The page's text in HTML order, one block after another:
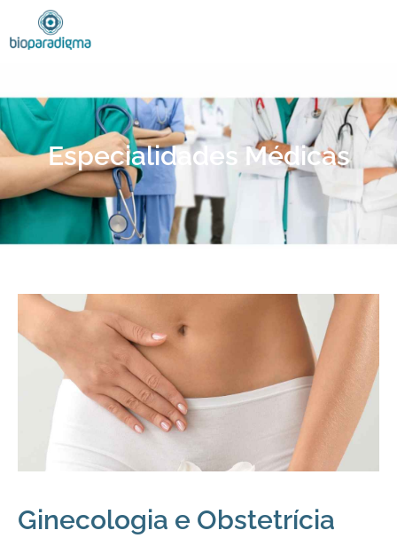
Especialidades Médicas
Ginecologia e Obstetrícia